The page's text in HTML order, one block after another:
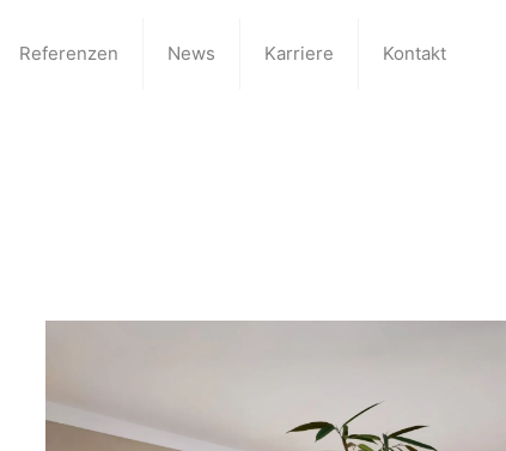
Referenzen News Karriere Kontakt